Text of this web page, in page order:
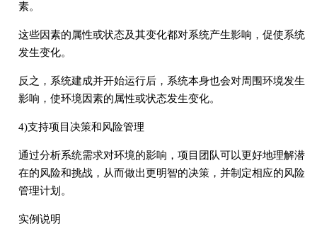
素。
这些因素的属性或状态及其变化都对系统产生影响，促使系统
发生变化。
反之，系统建成并开始运行后，系统本身也会对周围环境发生
影响，使环境因素的属性或状态发生变化。
4)支持项目决策和风险管理
通过分析系统需求对环境的影响，项目团队可以更好地理解潜
在的风险和挑战，从而做出更明智的决策，并制定相应的风险
管理计划。
实例说明